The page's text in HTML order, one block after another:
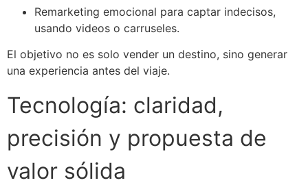
Remarketing emocional para captar indecisos,
usando videos o carruseles.
El objetivo no es solo vender un destino, sino generar
una experiencia antes del viaje.
Tecnología: claridad,
precisión y propuesta de
valor sólida